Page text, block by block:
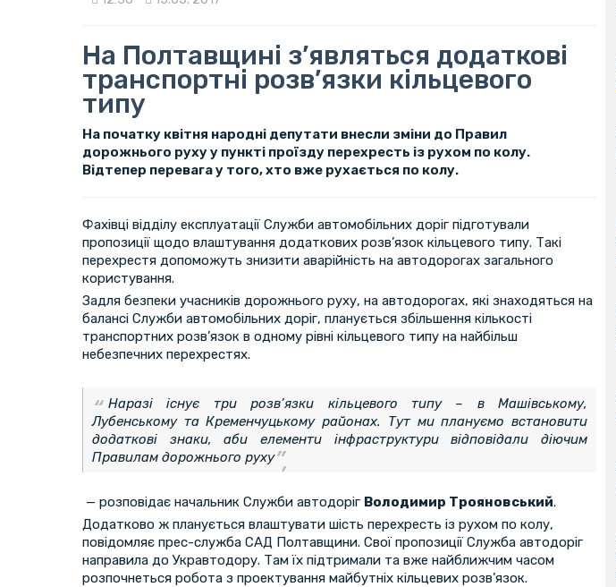
На Полтавщині з’являться додаткові
транспортні розв’язки кільцевого
типу
На початку квітня народні депутати внесли зміни до Правил
дорожнього руху у пункті проїзду перехресть із рухом по колу.
Відтепер перевага у того, хто вже рухається по колу.
Фахівці відділу експлуатації Служби автомобільних доріг підготували
пропозиції щодо влаштування додаткових розв’язок кільцевого типу. Такі
перехрестя допоможуть знизити аварійність на автодорогах загального
користування.
Задля безпеки учасників дорожнього руху, на автодорогах, які знаходяться на
балансі Служби автомобільних доріг, планується збільшення кількості
транспортних розв’язок в одному рівні кільцевого типу на найбільш
небезпечних перехрестях.
Наразі існує три розв’язки кільцевого типу – в Машівському,
Лубенському та Кременчуцькому районах. Тут ми плануємо встановити
додаткові знаки, аби елементи інфраструктури відповідали діючим
Правилам дорожнього руху
— розповідає начальник Служби автодоріг Володимир Трояновський.
Додатково ж планується влаштувати шість перехресть із рухом по колу,
повідомляє прес-служба САД Полтавщини. Свої пропозиції Служба автодоріг
направила до Укравтодору. Там їх підтримали та вже найближчим часом
розпочнеться робота з проектування майбутніх кільцевих розв’язок.